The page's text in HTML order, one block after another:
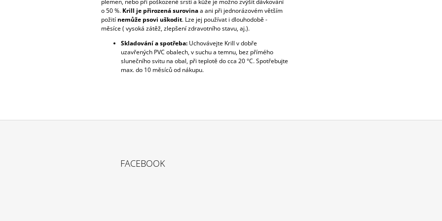
o 50 %. Krill je přirozená surovinaa ani při jednorázovém větším
požití nemůže psovi uškodit. Lze jej používat i dlouhodobě -
měsíce ( vysoká zátěž, zlepšení zdravotního stavu, aj.).
Skladování a spotřeba:Uchovávejte Krill v dobře
uzavřených PVC obalech, v suchu a temnu, bez přímého
slunečního svitu na obal, při teplotě do cca 20 °C. Spotřebujte
max. do 10 měsíců od nákupu.
FACEBOOK